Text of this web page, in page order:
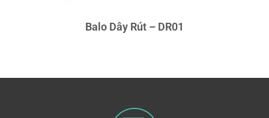
Balo Dây Rút – DR01